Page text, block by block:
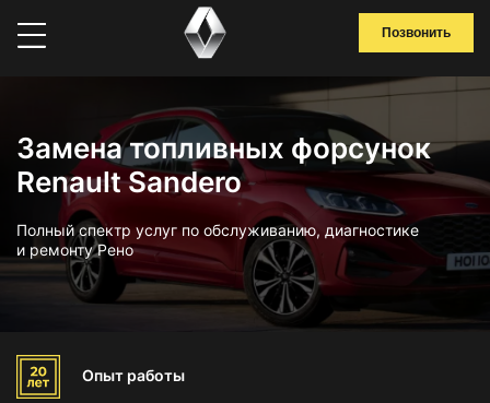
Позвонить
Замена топливных форсунок
Renault Sandero
Полный спектр услуг по обслуживанию, диагностике
и ремонту Рено
Опыт работы